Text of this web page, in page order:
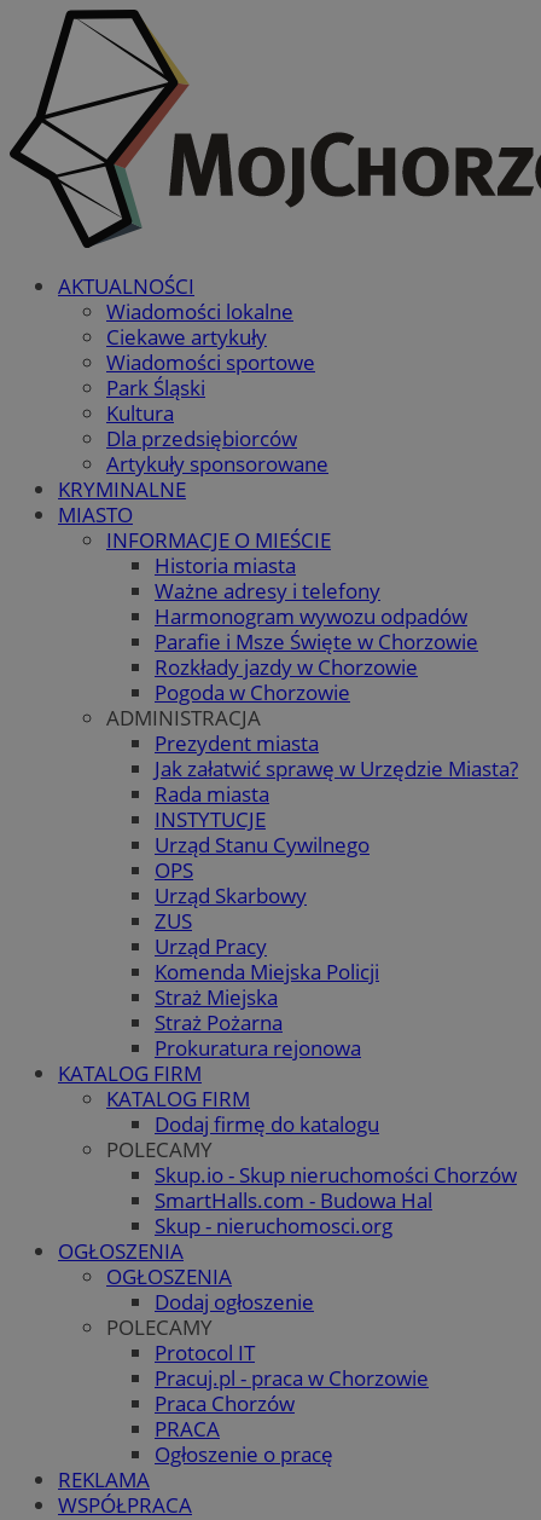
AKTUALNOŚCI
Wiadomości lokalne
Ciekawe artykuły
Wiadomości sportowe
Park Śląski
Kultura
Dla przedsiębiorców
Artykuły sponsorowane
KRYMINALNE
MIASTO
INFORMACJE O MIEŚCIE
Historia miasta
Ważne adresy i telefony
Harmonogram wywozu odpadów
Parafie i Msze Święte w Chorzowie
Rozkłady jazdy w Chorzowie
Pogoda w Chorzowie
ADMINISTRACJA
Prezydent miasta
Jak załatwić sprawę w Urzędzie Miasta?
Rada miasta
INSTYTUCJE
Urząd Stanu Cywilnego
OPS
Urząd Skarbowy
ZUS
Urząd Pracy
Komenda Miejska Policji
Straż Miejska
Straż Pożarna
Prokuratura rejonowa
KATALOG FIRM
KATALOG FIRM
Dodaj firmę do katalogu
POLECAMY
Skup.io - Skup nieruchomości Chorzów
SmartHalls.com - Budowa Hal
Skup - nieruchomosci.org
OGŁOSZENIA
OGŁOSZENIA
Dodaj ogłoszenie
POLECAMY
Protocol IT
Pracuj.pl - praca w Chorzowie
Praca Chorzów
PRACA
Ogłoszenie o pracę
REKLAMA
WSPÓŁPRACA